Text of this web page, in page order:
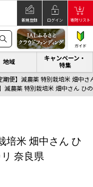
新規登録 ログイン 寄附リスト
ガイド
地域
キャンペーン・
特集
期便】減農薬 特別栽培米 畑中
減農薬 特別栽培米 畑中さん ひ
培米 畑中さん ひ
奈良県